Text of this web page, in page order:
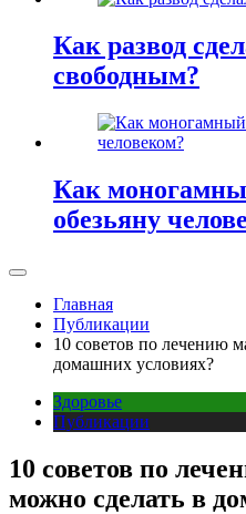
Как развод
свободным?
Как
обезьяну
Главная
Публикации
10 советов по лечению
домашних условиях?
Здоровье
Публикации
10 советов по
можно сделать в